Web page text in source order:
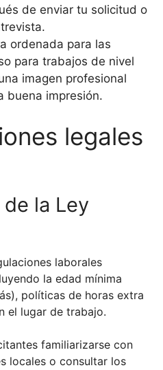
de enviar tu solicitud o
ordenada para las
para trabajos de nivel
imagen profesional
buena impresión.
legales
la Ley
laborales
la edad mínima
políticas de horas extra
el lugar de trabajo.
familiarizarse con
locales o consultar los